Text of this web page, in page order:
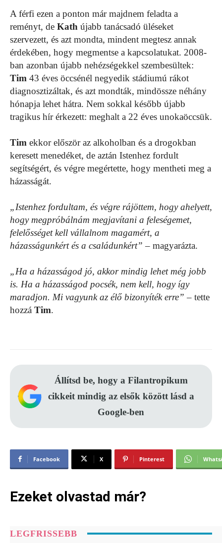
A férfi ezen a ponton már majdnem feladta a
reményt, de Kath újabb tanácsadó üléseket
szervezett, és azt mondta, mindent megtesz annak
érdekében, hogy megmentse a kapcsolatukat. 2008-
ban azonban újabb nehézségekkel szembesültek:
Tim 43 éves öccsénél negyedik stádiumú rákot
diagnosztizáltak, és azt mondták, mindössze néhány
hónapja lehet hátra. Nem sokkal később újabb
tragikus hír érkezett: meghalt a 22 éves unokaöccsük.
Tim ekkor először az alkoholban és a drogokban
keresett menedéket, de aztán Istenhez fordult
segítségért, és végre megértette, hogy mentheti meg a
házasságát.
„Istenhez fordultam, és végre rájöttem, hogy ahelyett,
hogy megpróbálnám megjavítani a feleségemet,
felelősséget kell vállalnom magamért, a
házasságunkért és a családunkért” – magyarázta.
„Ha a házasságod jó, akkor mindig lehet még jobb
is. Ha a házasságod pocsék, nem kell, hogy így
maradjon. Mi vagyunk az élő bizonyíték erre” – tette
hozzá Tim.
Állítsd be, hogy a Filantropikum
cikkeit mindig az elsők között lásd a
Google-ben
Facebook X Pinterest
Ezeket olvastad már?
LEGFRISSEBB